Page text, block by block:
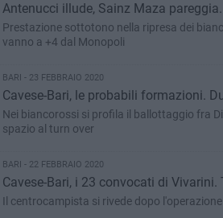
Antenucci illude, Sainz Maza pareggia.
Prestazione sottotono nella ripresa dei
vanno a +4 dal Monopoli
BARI - 23 FEBBRAIO 2020
Cavese-Bari, le probabili formazioni.
Nei biancorossi si profila il ballottaggio fra
spazio al turn over
BARI - 22 FEBBRAIO 2020
Cavese-Bari, i 23 convocati di Vivarini.
Il centrocampista si rivede dopo